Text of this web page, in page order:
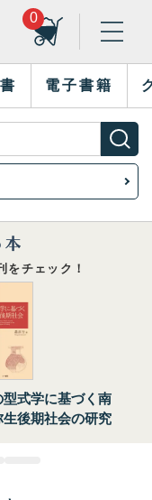
0
電子書籍
をチェック！
型式学に基づく南
生後期社会の研究